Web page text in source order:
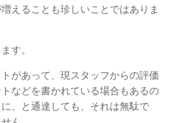
えることも珍しいことではありま
す。
があって、現スタッフからの評価
などを書かれている場合もあるの
、と通達しても、それは無駄で